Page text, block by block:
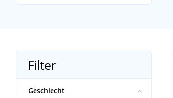
Filter
Geschlecht